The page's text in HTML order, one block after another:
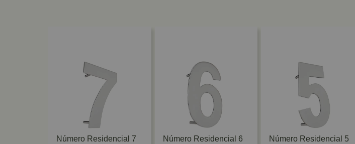
Número Residencial 7
Número Residencial 6
Número Residencial 5